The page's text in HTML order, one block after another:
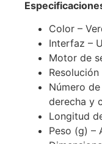
Color –
Interfaz –
Motor de
Resolución
Número
derecha y
Longitud
Peso (g) –